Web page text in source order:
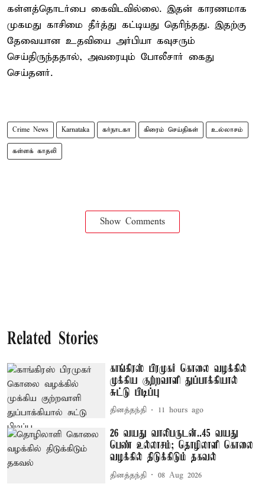
கள்ளத்தொடர்பை கைவிடவில்லை. இதன் காரணமாக
முகமது காசிமை தீர்த்து கட்டியது தெரிந்தது. இதற்கு
தேவையான உதவியை அர்பியா கவுசரும்
செய்திருந்ததால், அவரையும் போலீசார் கைது
செய்தனர்.
Crime News Karnataka கர்நாடகா கிரைம் செய்திகள் உல்லாசம்
கள்ளக் காதலி
Show Comments
Related Stories
காங்கிரஸ் பிரமுகர் கொலை வழக்கில்
முக்கிய குற்றவாளி துப்பாக்கியால்
சுட்டு பிடிப்பு
தினத்தந்தி 11 hours ago
26 வயது வாலிபருடன்..45 வயது
பெண் உல்லாசம்; தொழிலாளி கொலை
வழக்கில் திடுக்கிடும் தகவல்
தினத்தந்தி 08 Aug 2026